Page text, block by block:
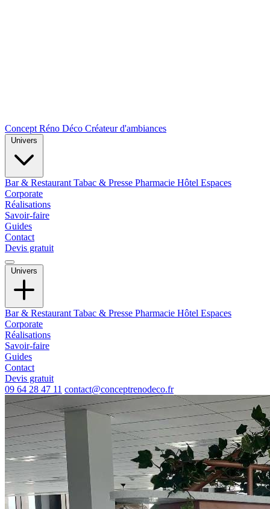
Concept Réno Déco Créateur d'ambiances
Bar & Restaurant Tabac & Presse Pharmacie Hôtel Espaces
Corporate
Réalisations
Savoir-faire
Guides
Contact
Devis gratuit
Univers
Bar & Restaurant Tabac & Presse Pharmacie Hôtel Espaces
Corporate
Réalisations
Savoir-faire
Guides
Contact
Devis gratuit
09 64 28 47 11 contact@conceptrenodeco.fr